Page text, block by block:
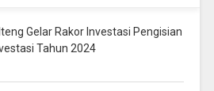
Gelar Rakor Investasi Pengisian
Tahun 2024